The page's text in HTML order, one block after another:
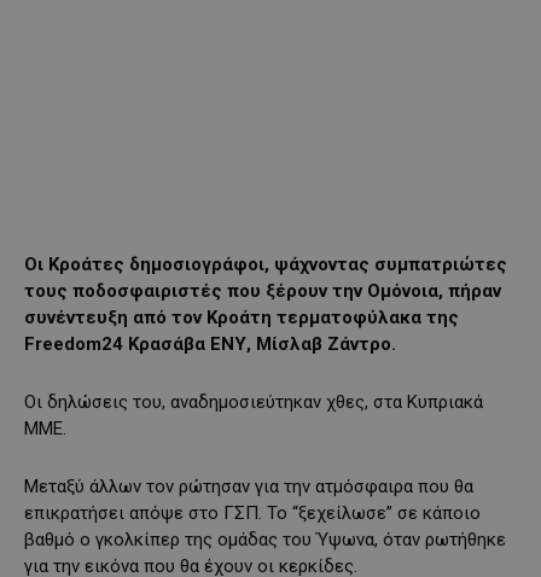
Οι Κροάτες δημοσιογράφοι, ψάχνοντας συμπατριώτες
τους ποδοσφαιριστές που ξέρουν την Ομόνοια, πήραν
συνέντευξη από τον Κροάτη τερματοφύλακα της
Freedom24 Κρασάβα ΕΝΥ, Μίσλαβ Ζάντρο.
Οι δηλώσεις του, αναδημοσιεύτηκαν χθες, στα Κυπριακά
ΜΜΕ.
Μεταξύ άλλων τον ρώτησαν για την ατμόσφαιρα που θα
επικρατήσει απόψε στο ΓΣΠ. Το “ξεχείλωσε” σε κάποιο
βαθμό ο γκολκίπερ της ομάδας του Ύψωνα, όταν ρωτήθηκε
για την εικόνα που θα έχουν οι κερκίδες.